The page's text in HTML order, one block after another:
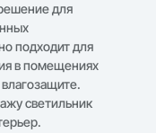
для
подходит для
в помещениях
светильник